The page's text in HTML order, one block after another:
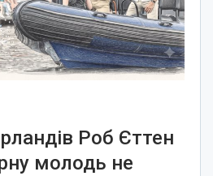
Роб Єттен
молодь не